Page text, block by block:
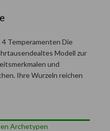
Temperamenten Die
Modell zur
und
Ihre Wurzeln reichen